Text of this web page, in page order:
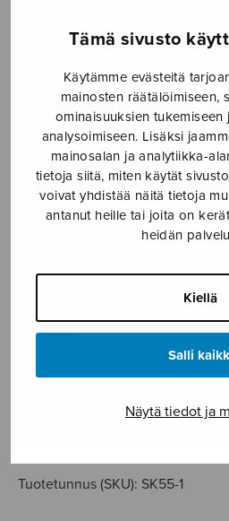
Tämä sivusto
Käytämme evästeitä
mainosten räätälöimiseen,
ominaisuuksien tukemiseen
analysoimiseen. Lisäksi
mainosalan ja analytiikka-
tietoja siitä, miten käytät
voivat yhdistää näitä tietoja
antanut heille tai joita on
heidän
Kiellä
Salli
Näytä tiedot ja
5,16€
Kenttien
Tuotetunnus (SKU): SK55-1